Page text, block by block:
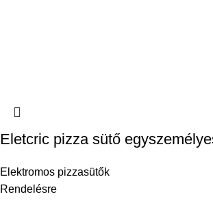
Eletcric pizza sütő
Elektromos pizzasütők
Rendelésre